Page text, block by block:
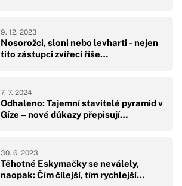
Nosorožci, sloni nebo levharti - nejen
tito zástupci zvířecí říše…
9. 12. 2023
Odhaleno: Tajemní stavitelé pyramid v
Gíze – nové důkazy přepisují…
7. 7. 2024
Těhotné Eskymačky se neválely,
naopak: Čím čilejší, tím rychlejší…
30. 6. 2023